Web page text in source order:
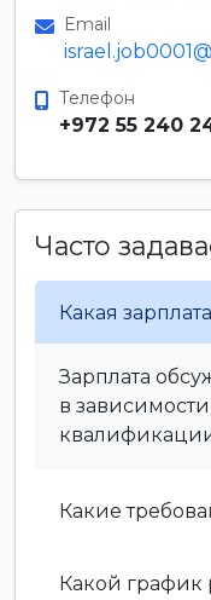
Email
Телефон
+972 55 240
Часто
Какая
Зарплата
в
Какие
Какой график